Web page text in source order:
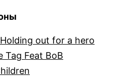
out for a hero
Tag Feat BoB